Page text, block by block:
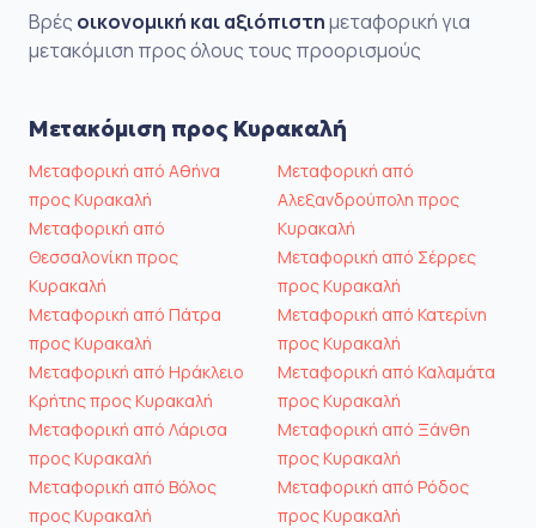
Βρές οικονομική και αξιόπιστημεταφορική για
μετακόμιση προς όλους τους προορισμούς
Μετακόμιση προς Κυρακαλή
Μεταφορική από Αθήνα
προς Κυρακαλή
Μεταφορική από
Θεσσαλονίκη προς
Κυρακαλή
Μεταφορική από Πάτρα
προς Κυρακαλή
Μεταφορική από Ηράκλειο
Κρήτης προς Κυρακαλή
Μεταφορική από Λάρισα
προς Κυρακαλή
Μεταφορική από Βόλος
προς Κυρακαλή
Μεταφορική από
Αλεξανδρούπολη προς
Κυρακαλή
Μεταφορική από Σέρρες
προς Κυρακαλή
Μεταφορική από Κατερίνη
προς Κυρακαλή
Μεταφορική από Καλαμάτα
προς Κυρακαλή
Μεταφορική από Ξάνθη
προς Κυρακαλή
Μεταφορική από Ρόδος
προς Κυρακαλή